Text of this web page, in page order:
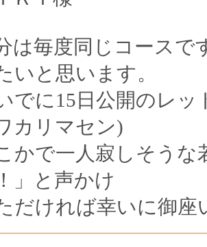
は毎度同じコースで
いと思います。
でに15日公開のレ
カリマセン)
かで一人寂しそう
」と声かけ
だければ幸いに御座